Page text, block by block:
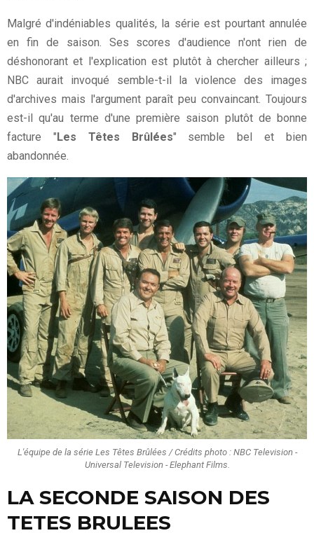
Malgré d'indéniables qualités, la série est pourtant annulée
en fin de saison. Ses scores d'audience n'ont rien de
déshonorant et l'explication est plutôt à chercher ailleurs ;
NBC aurait invoqué semble-t-il la violence des images
d'archives mais l'argument paraît peu convaincant. Toujours
est-il qu'au terme d'une première saison plutôt de bonne
facture "Les Têtes Brûlées" semble bel et bien
abandonnée.
L'équipe de la série Les Têtes Brûlées / Crédits photo : NBC Television -
Universal Television - Elephant Films.
LA SECONDE SAISON DES
TETES BRULEES